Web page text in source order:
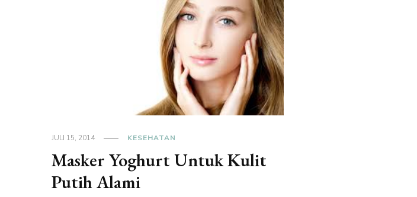
JULI 15, 2014 KESEHATAN
Masker Yoghurt Untuk Kulit
Putih Alami